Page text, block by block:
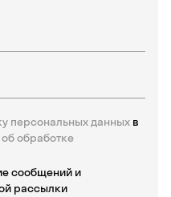
персональных данных в
обработке
сообщений и
рассылки